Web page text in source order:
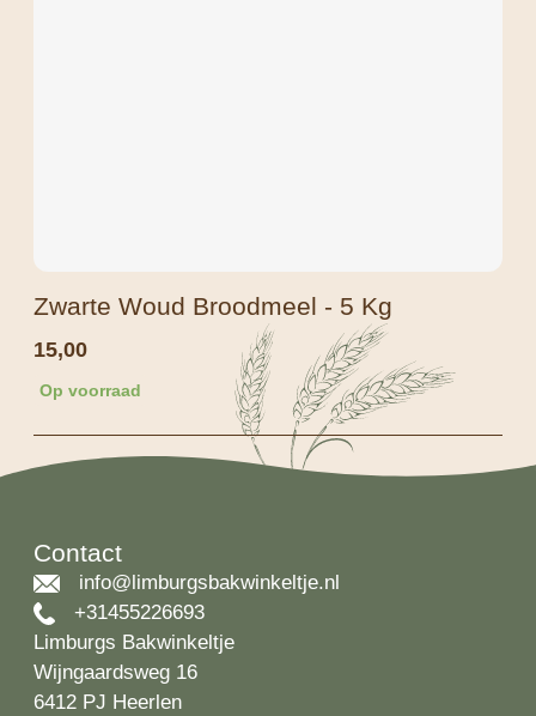
Zwarte Woud Broodmeel - 5 Kg
15,00
Op voorraad
Contact
info@limburgsbakwinkeltje.nl
+31455226693
Limburgs Bakwinkeltje
Wijngaardsweg 16
6412 PJ Heerlen